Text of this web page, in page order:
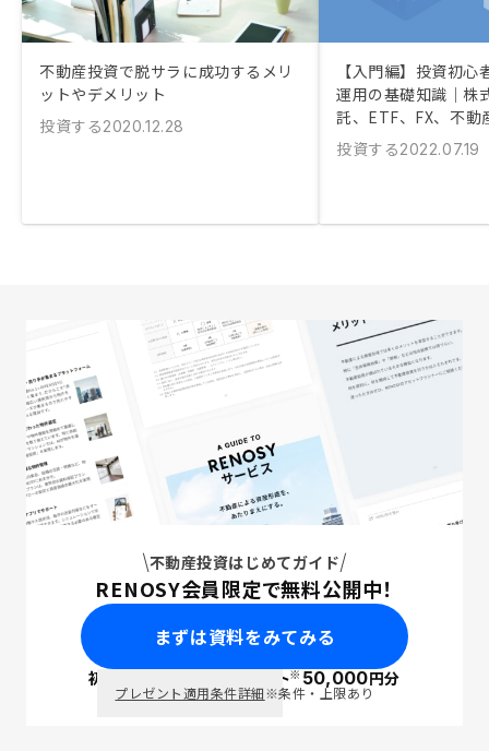
不動産投資で脱サラに成功するメリ
ットやデメリット
投資する2020.12.28
【入門編】投資初
運用の基礎知識｜株
託、ETF、FX、不
投資する2022.07.19
不動産投資はじめてガイド
RENOSY会員限定で無料公開中！
まずは資料をみてみる
初回面談で ポイント※50,000円分
プレゼント適用条件詳細※条件・上限あり